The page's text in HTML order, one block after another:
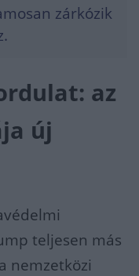
zárkózik
az
új
teljesen más
nemzetközi